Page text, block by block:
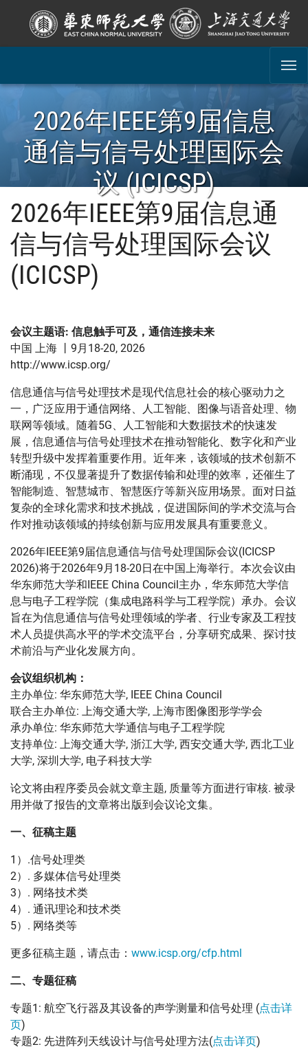
SKIP TO MAIN CONTENT
2026年IEEE第9届信息
通信与信号处理国际会
议 (ICICSP)
2026年IEEE第9届信息通
信与信号处理国际会议
(ICICSP)
会议主题语: 信息触手可及，通信连接未来
中国 上海 丨9月18-20, 2026
http://www.icsp.org/
信息通信与信号处理技术是现代信息社会的核心驱动力之
一，广泛应用于通信网络、人工智能、图像与语音处理、物
联网等领域。随着5G、人工智能和大数据技术的快速发
展，信息通信与信号处理技术在推动智能化、数字化和产业
转型升级中发挥着重要作用。近年来，该领域的技术创新不
断涌现，不仅显著提升了数据传输和处理的效率，还催生了
智能制造、智慧城市、智慧医疗等新兴应用场景。面对日益
复杂的全球化需求和技术挑战，促进国际间的学术交流与合
作对推动该领域的持续创新与应用发展具有重要意义。
2026年IEEE第9届信息通信与信号处理国际会议(ICICSP
2026)将于2026年9月18-20日在中国上海举行。本次会议由
华东师范大学和IEEE China Council主办，华东师范大学信
息与电子工程学院（集成电路科学与工程学院）承办。会议
旨在为信息通信与信号处理领域的学者、行业专家及工程技
术人员提供高水平的学术交流平台，分享研究成果、探讨技
术前沿与产业化发展方向。
会议组织机构：
主办单位: 华东师范大学, IEEE China Council
联合主办单位: 上海交通大学, 上海市图像图形学学会
承办单位: 华东师范大学通信与电子工程学院
支持单位: 上海交通大学, 浙江大学, 西安交通大学, 西北工业
大学, 深圳大学, 电子科技大学
论文将由程序委员会就文章主题, 质量等方面进行审核. 被录
用并做了报告的文章将出版到会议论文集。
一、征稿主题
1）.信号处理类
2）. 多媒体信号处理类
3）. 网络技术类
4）. 通讯理论和技术类
5）. 网络类等
更多征稿主题，请点击： www.icsp.org/cfp.html
二、专题征稿
专题1: 航空飞行器及其设备的声学测量和信号处理 (点击详
页)
专题2: 先进阵列天线设计与信号处理方法(点击详页)